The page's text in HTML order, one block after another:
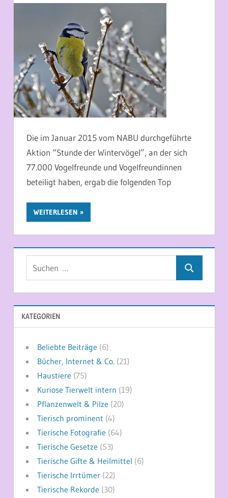
Die im Januar 2015 vom NABU durchgeführte
Aktion “Stunde der Wintervögel”, an der sich
77.000 Vogelfreunde und Vogelfreundinnen
beteiligt haben, ergab die folgenden Top
WEITERLESEN
Suchen
KATEGORIEN
Beliebte Beiträge (6)
Bücher, Internet & Co. (21)
Haustiere (75)
Kuriose Tierwelt intern (19)
Pflanzenwelt & Pilze (20)
Tierisch prominent (4)
Tierische Fotografie (64)
Tierische Gesetze (53)
Tierische Gifte & Heilmittel (6)
Tierische Irrtümer(22)
Tierische Rekorde (30)